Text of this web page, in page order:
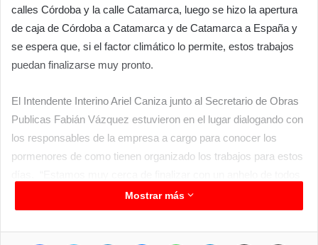
calles Córdoba y la calle Catamarca, luego se hizo la apertura
de caja de Córdoba a Catamarca y de Catamarca a España y
se espera que, si el factor climático lo permite, estos trabajos
puedan finalizarse muy pronto.
El Intendente Interino Ariel Caniza junto al Secretario de Obras
Publicas Fabián Vázquez estuvieron en el lugar dialogando con
los responsables de la empresa a cargo para conocer los
pormenores de como tienen organizado los trabajos para estos
que era poder pavimentar diferentes arterias del centro de la
ciudad, lo que va permitir que haya más alternativas a la hora
de circular y mayor comodidad para los vecinos y comercios
Mostrar más